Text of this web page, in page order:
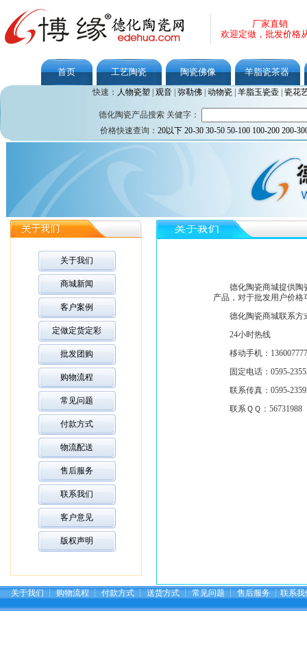
厂家直销
欢迎定做，批发价格
首页 工艺陶瓷 陶瓷佛像 羊脂瓷茶器
快速： 人物瓷塑 观音| 弥勒佛| 动物瓷| 羊脂玉瓷壶| 瓷花
德化陶瓷产品搜索 关健字：
价格快速查询： 20以下 20-30 30-50 50-100 100-200 200-
关于我们
商城新闻
客户案例
定做定货定彩
批发团购
购物流程
常见问题
付款方式
物流配送
售后服务
联系我们
客户意见
版权声明
德化陶瓷商城提供陶瓷
产品，对于批发用户价
德化陶瓷商城联系方
24小时热线
移动手机：
固定电话：0595-
联系传真：0595-
联系ＱＱ：56731988
关于我们 ┆ 购物流程 ┆ 付款方式 ┆ 送货方式 ┆ 常见问题 ┆ 售后服务 ┆ 联系我